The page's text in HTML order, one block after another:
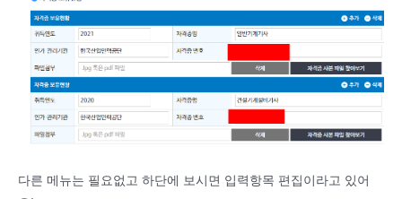
다른 메뉴는 필요없고 하단에 보시면 입력항목 편집이라고 있어